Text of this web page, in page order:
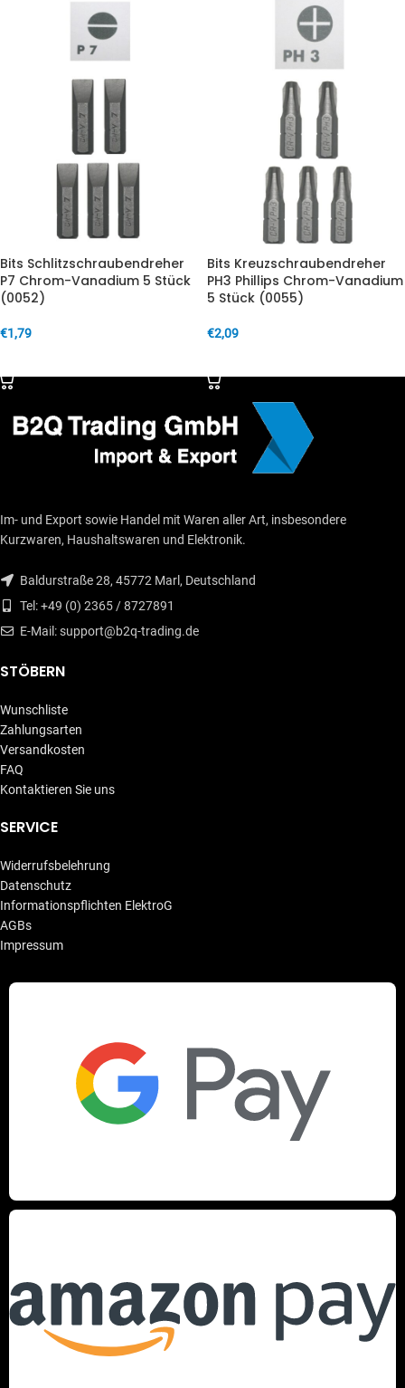
Bits Schlitzschraubendreher
P7 Chrom-Vanadium 5 Stück
(0052)
€1,79
Bits Kreuzschraubendreher
PH3 Phillips Chrom-Vanadium
5 Stück (0055)
€2,09
Im- und Export sowie Handel mit Waren aller Art, insbesondere
Kurzwaren, Haushaltswaren und Elektronik.
Baldurstraße 28, 45772 Marl, Deutschland
Tel: +49 (0) 2365 / 8727891
E-Mail: support@b2q-trading.de
STÖBERN
Wunschliste
Zahlungsarten
Versandkosten
FAQ
Kontaktieren Sie uns
SERVICE
Widerrufsbelehrung
Datenschutz
Informationspflichten ElektroG
AGBs
Impressum